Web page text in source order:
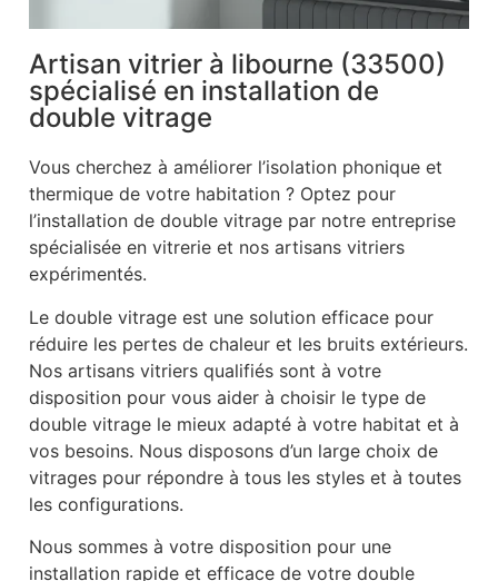
Artisan vitrier à libourne (33500)
spécialisé en installation de
double vitrage
Vous cherchez à améliorer l’isolation phonique et
thermique de votre habitation ? Optez pour
l’installation de double vitrage par notre entreprise
spécialisée en vitrerie et nos artisans vitriers
expérimentés.
Le double vitrage est une solution efficace pour
réduire les pertes de chaleur et les bruits extérieurs.
Nos artisans vitriers qualifiés sont à votre
disposition pour vous aider à choisir le type de
double vitrage le mieux adapté à votre habitat et à
vos besoins. Nous disposons d’un large choix de
vitrages pour répondre à tous les styles et à toutes
les configurations.
Nous sommes à votre disposition pour une
installation rapide et efficace de votre double